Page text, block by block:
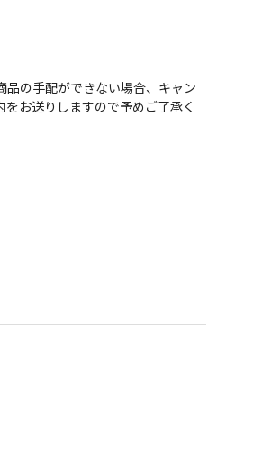
の手配ができない場合、キャン
お送りしますので予めご了承く